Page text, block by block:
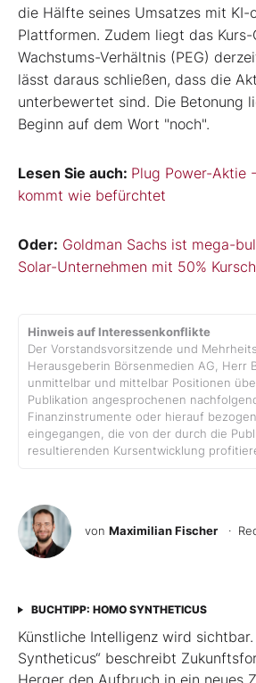
die Hälfte seines Umsatzes mit KI-
Plattformen. Zudem liegt das Kurs-
Wachstums-Verhältnis (PEG)
lässt daraus schließen, dass die
unterbewertet sind. Die Betonung
Beginn auf dem Wort "noch".
Lesen Sie auch: Plug Power-Aktie
kommt wie befürchtet
Oder: Goldman Sachs ist mega-
Solar-Unternehmen mit 50%
Hinweis auf Interessenkonflikte
Der Vorstandsvorsitzende und
Herausgeberin Börsenmedien AG, Herr
unmittelbar und mittelbar Positionen
Publikation angesprochenen
Finanzinstrumente oder hierauf
eingegangen, die von der durch die
resultierenden Kursentwicklung
von Maximilian Fischer ·
BUCHTIPP: HOMO SYNTHETICUS
Künstliche Intelligenz wird sichtbar.
Syntheticus“ beschreibt
Herger den Aufbruch in ein neues